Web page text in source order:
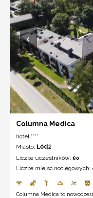
Columna Medica
hotel ****
Miasto: Łódź
Liczba uczestników: 80
Liczba miejsc noclegowych:
Columna Medica to